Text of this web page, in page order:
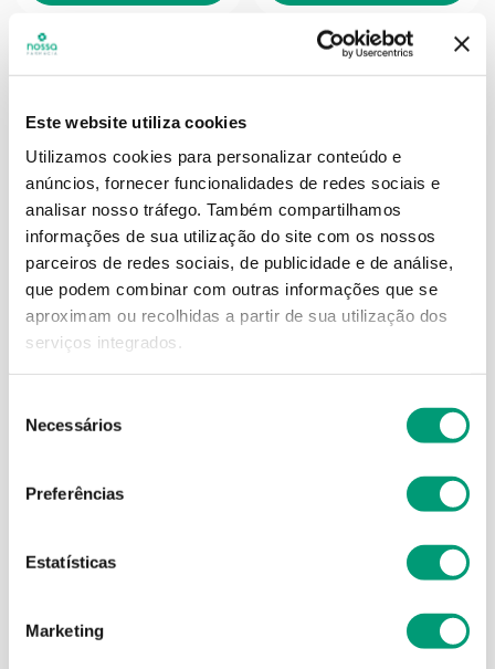
Este website utiliza cookies
Utilizamos cookies para personalizar conteúdo e
anúncios, fornecer funcionalidades de redes sociais e
analisar nosso tráfego. Também compartilhamos
informações de sua utilização do site com os nossos
parceiros de redes sociais, de publicidade e de análise,
que podem combinar com outras informações que se
aproximam ou recolhidas a partir de sua utilização dos
serviços integrados.
Necessários
Preferências
Estatísticas
Marketing
CEREBRUM
ADICIONAR